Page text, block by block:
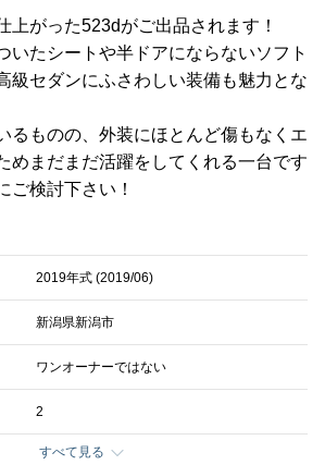
上がった523dがご出品されます！
いたシートや半ドアにならないソフト
級セダンにふさわしい装備も魅力とな
るものの、外装にほとんど傷もなくエ
めまだまだ活躍をしてくれる一台です
ご検討下さい！
2019年式 (2019/06)
新潟県新潟市
ワンオーナーではない
2
すべて見る